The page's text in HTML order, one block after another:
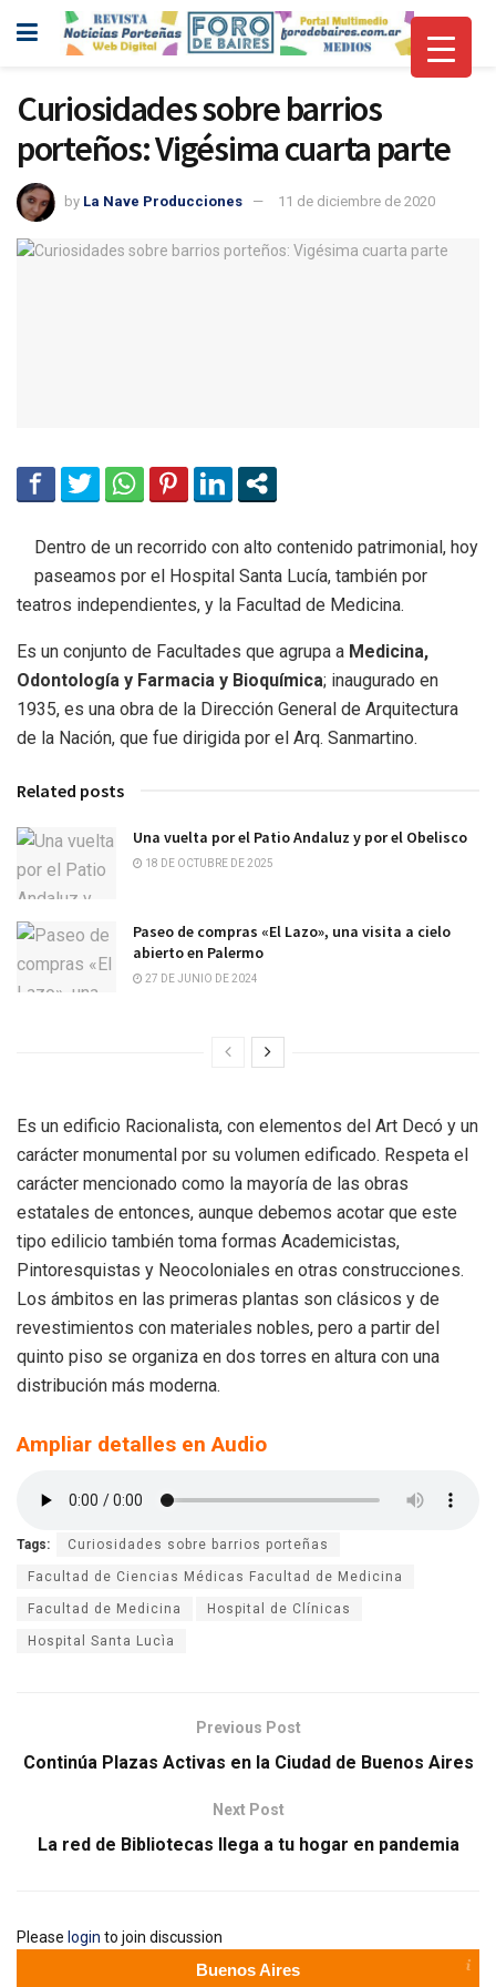
Curiosidades sobre barrios
porteños: Vigésima cuarta parte
by La Nave Producciones 11 de diciembre de 2020
Dentro de un recorrido con alto contenido patrimonial, hoy
paseamos por el Hospital Santa Lucía, también por
teatros independientes, y la Facultad de Medicina.
Es un conjunto de Facultades que agrupa a Medicina,
Odontología y Farmacia y Bioquímica; inaugurado en
1935, es una obra de la Dirección General de Arquitectura
de la Nación, que fue dirigida por el Arq. Sanmartino.
Related posts
Una vuelta por el Patio Andaluz y por el Obelisco
18 DE OCTUBRE DE 2025
Paseo de compras «El Lazo», una visita a cielo
abierto en Palermo
27 DE JUNIO DE 2024
Es un edificio Racionalista, con elementos del Art Decó y un
carácter monumental por su volumen edificado. Respeta el
carácter mencionado como la mayoría de las obras
estatales de entonces, aunque debemos acotar que este
tipo edilicio también toma formas Academicistas,
Pintoresquistas y Neocoloniales en otras construcciones.
Los ámbitos en las primeras plantas son clásicos y de
revestimientos con materiales nobles, pero a partir del
quinto piso se organiza en dos torres en altura con una
distribución más moderna.
Ampliar detalles en Audio
Tags: Curiosidades sobre barrios porteñas
Facultad de Ciencias Médicas Facultad de Medicina
Facultad de Medicina Hospital de Clínicas
Hospital Santa Lucìa
Previous Post
Continúa Plazas Activas en la Ciudad de Buenos Aires
Next Post
La red de Bibliotecas llega a tu hogar en pandemia
Please login to join discussion
Buenos Aires